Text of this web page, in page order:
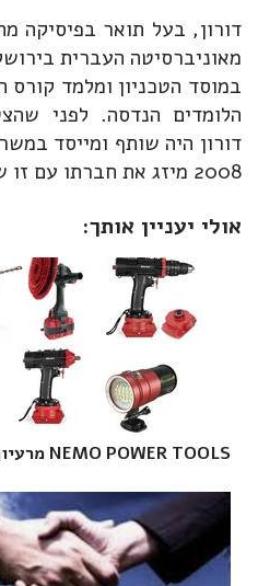
במוסד הטכניון ומלמד קורס
הלומדים הנדסה. לפני
דורון היה שותף ומייסד
2008 מיזג את חברתו עם זו של פרל כהן-צדק לטזר.
אולי יעניין אותך:
NEMO POWER TOOLS מרעיון לחברה בינלאומית‎